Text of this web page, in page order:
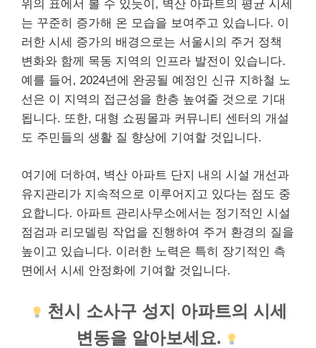
위의 표에서 볼 수 있듯이, 벽산 아파트의 평균 시세
는 꾸준히 증가해 온 모습을 보여주고 있습니다. 이
러한 시세 증가의 배경으로는 서울시의 주거 정책
변화와 함께 목동 지역의 인프라 발전이 있습니다.
예를 들어, 2024년에 완공될 예정인 신규 지하철 노
선은 이 지역의 접근성을 한층 높여줄 것으로 기대
됩니다. 또한, 대형 쇼핑몰과 커뮤니티 센터의 개설
도 주민들의 생활 질 향상에 기여할 것입니다.
여기에 더하여, 벽산 아파트 단지 내의 시설 개선과
유지관리가 지속적으로 이루어지고 있다는 점도 중
요합니다. 아파트 관리사무소에서는 정기적인 시설
점검과 리모델링 작업을 진행하여 주거 환경의 질을
높이고 있습니다. 이러한 노력은 특히 장기적인 측
면에서 시세 안정화에 기여할 것입니다.
천시 소사구 성지 아파트의 시세
변동을 알아보세요.